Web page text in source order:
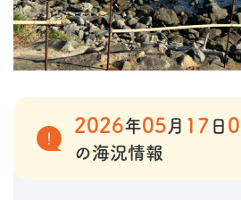
2026年05 月 17 日
の海況情報